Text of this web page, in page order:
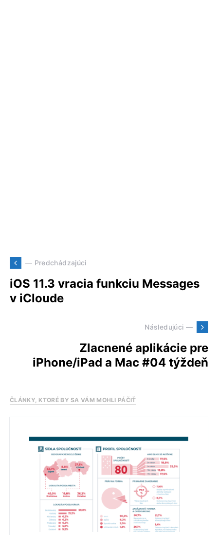
— Predchádzajúci
iOS 11.3 vracia funkciu Messages
v iCloude
Následujúci —
Zlacnené aplikácie pre
iPhone/iPad a Mac #04 týždeň
ČLÁNKY, KTORÉ BY SA VÁM MOHLI PÁČIŤ